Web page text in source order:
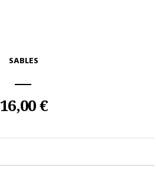
SABLES
16,00 €